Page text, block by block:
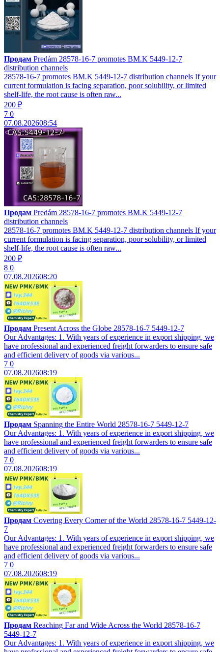
Продам Predám 28578-16-7 promotes BM.K 5449-12-7
distribution channels
28578-16-7 promotes BM.K 5449-12-7 distribution channels If your
current formulation is facing separation, poor solubility, or limited
shelf-life, the root cause is often raw...
200 ₽
7 0
07.08.202608:54
Продам Predám 28578-16-7 promotes BM.K 5449-12-7
distribution channels
28578-16-7 promotes BM.K 5449-12-7 distribution channels If your
current formulation is facing separation, poor solubility, or limited
shelf-life, the root cause is often raw...
200 ₽
8 0
07.08.202608:20
Продам Present Across the Globe 28578-16-7 5449-12-7
Our Advantages: 1. With years of experience in export shipping, we
have professional and experienced freight forwarders to ensure safe
and efficient delivery of goods via various...
7 0
07.08.202608:19
Продам Spanning the Entire World 28578-16-7 5449-12-7
Our Advantages: 1. With years of experience in export shipping, we
have professional and experienced freight forwarders to ensure safe
and efficient delivery of goods via various...
7 0
07.08.202608:19
Продам Covering Every Corner of the World 28578-16-7 5449-12-
7
Our Advantages: 1. With years of experience in export shipping, we
have professional and experienced freight forwarders to ensure safe
and efficient delivery of goods via various...
7 0
07.08.202608:19
Продам Reaching Far and Wide Across the World 28578-16-7
5449-12-7
Our Advantages: 1. With years of experience in export shipping, we